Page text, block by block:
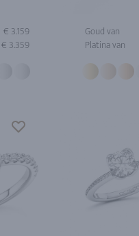
€ 3.159
€ 3.359
Goud van
Platina van